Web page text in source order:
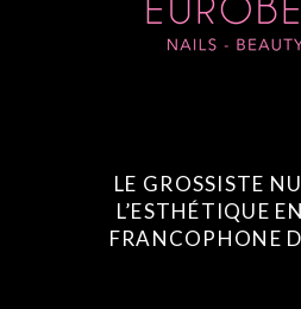
LE GROSSISTE
L’ESTHÉTIQUE
FRANCOPHONE